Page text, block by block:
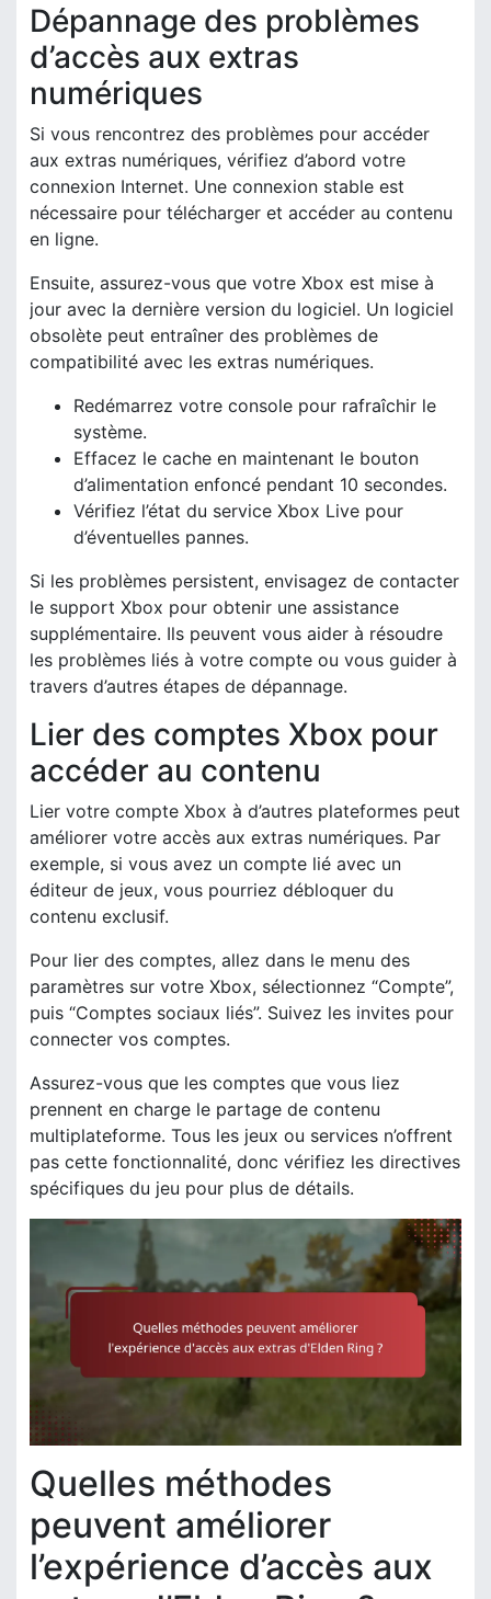
Dépannage des problèmes
d’accès aux extras
numériques
Si vous rencontrez des problèmes pour accéder
aux extras numériques, vérifiez d’abord votre
connexion Internet. Une connexion stable est
nécessaire pour télécharger et accéder au contenu
en ligne.
Ensuite, assurez-vous que votre Xbox est mise à
jour avec la dernière version du logiciel. Un logiciel
obsolète peut entraîner des problèmes de
compatibilité avec les extras numériques.
Redémarrez votre console pour rafraîchir le
système.
Effacez le cache en maintenant le bouton
d’alimentation enfoncé pendant 10 secondes.
Vérifiez l’état du service Xbox Live pour
d’éventuelles pannes.
Si les problèmes persistent, envisagez de contacter
le support Xbox pour obtenir une assistance
supplémentaire. Ils peuvent vous aider à résoudre
les problèmes liés à votre compte ou vous guider à
travers d’autres étapes de dépannage.
Lier des comptes Xbox pour
accéder au contenu
Lier votre compte Xbox à d’autres plateformes peut
améliorer votre accès aux extras numériques. Par
exemple, si vous avez un compte lié avec un
éditeur de jeux, vous pourriez débloquer du
contenu exclusif.
Pour lier des comptes, allez dans le menu des
paramètres sur votre Xbox, sélectionnez “Compte”,
puis “Comptes sociaux liés”. Suivez les invites pour
connecter vos comptes.
Assurez-vous que les comptes que vous liez
prennent en charge le partage de contenu
multiplateforme. Tous les jeux ou services n’offrent
pas cette fonctionnalité, donc vérifiez les directives
spécifiques du jeu pour plus de détails.
Quelles méthodes
peuvent améliorer
l’expérience d’accès aux